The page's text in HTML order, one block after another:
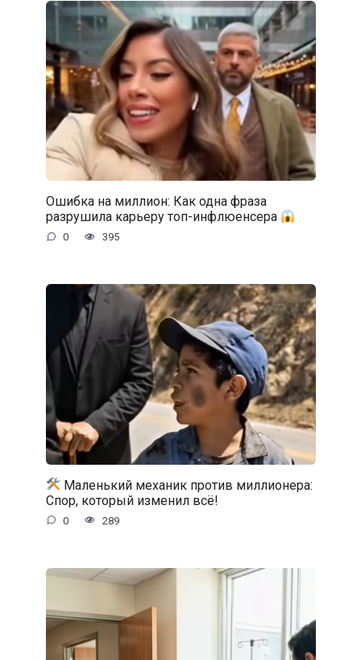
Ошибка на миллион: Как одна фраза
разрушила карьеру топ-инфлюенсера
0 395
Маленький механик против миллионера:
Спор, который изменил всё!
0 289